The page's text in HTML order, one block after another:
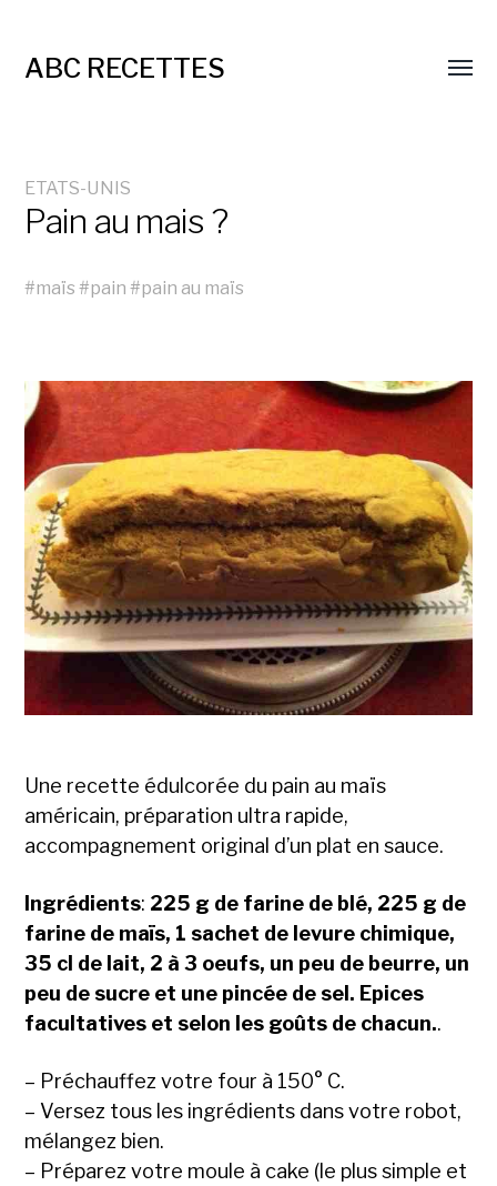
ABC RECETTES
ETATS-UNIS
Pain au mais ?
#maïs #pain #pain au maïs
Une recette édulcorée du pain au maïs
américain, préparation ultra rapide,
accompagnement original d’un plat en sauce.
Ingrédients: 225 g de farine de blé, 225 g de
farine de maïs, 1 sachet de levure chimique,
35 cl de lait, 2 à 3 oeufs, un peu de beurre, un
peu de sucre et une pincée de sel. Epices
facultatives et selon les goûts de chacun..
– Préchauffez votre four à 150° C.
– Versez tous les ingrédients dans votre robot,
mélangez bien.
– Préparez votre moule à cake (le plus simple et